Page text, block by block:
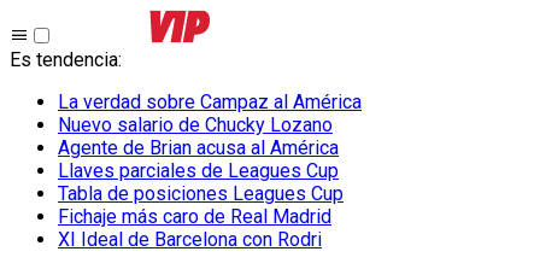
Es tendencia:
La verdad sobre Campaz al América
Nuevo salario de Chucky Lozano
Agente de Brian acusa al América
Llaves parciales de Leagues Cup
Tabla de posiciones Leagues Cup
Fichaje más caro de Real Madrid
XI Ideal de Barcelona con Rodri